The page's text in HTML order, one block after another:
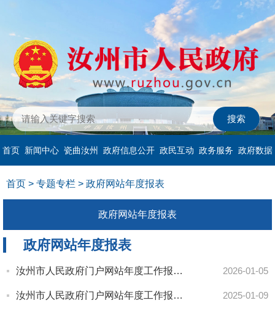
首页 新闻中心 瓷曲汝州 政府信息公开 政民互动 政务服务 政府数据
首页 > 专题专栏 > 政府网站年度报表
政府网站年度报表
政府网站年度报表
汝州市人民政府门户网站年度工作报表（2025年度） 2026-01-05
汝州市人民政府门户网站年度工作报表（2024年度） 2025-01-09